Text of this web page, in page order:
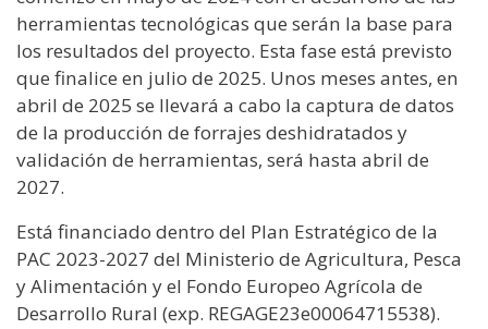
herramientas tecnológicas que serán la base para
los resultados del proyecto. Esta fase está previsto
que finalice en julio de 2025. Unos meses antes, en
abril de 2025 se llevará a cabo la captura de datos
de la producción de forrajes deshidratados y
validación de herramientas, será hasta abril de
2027.
Está financiado dentro del Plan Estratégico de la
PAC 2023-2027 del Ministerio de Agricultura, Pesca
y Alimentación y el Fondo Europeo Agrícola de
Desarrollo Rural (exp. REGAGE23e00064715538).